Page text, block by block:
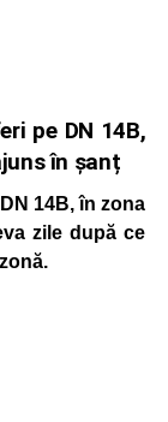
pe DN 14B,
în șanț
14B, în zona
zile după ce